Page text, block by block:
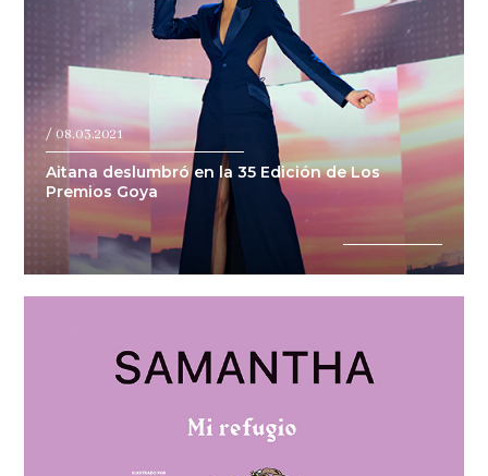
/ 08.03.2021
Aitana deslumbró en la 35 Edición de Los
Premios Goya